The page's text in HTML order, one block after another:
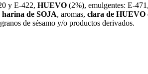
y E-422, HUEVO (2%), emulgentes: E-
harina de SOJA, aromas, clara de HUEVO
de sésamo y/o productos derivados.